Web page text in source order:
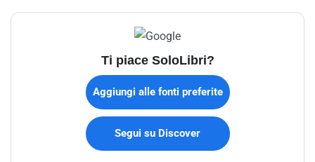
Ti piace SoloLibri?
Aggiungi alle fonti preferite
Segui su Discover